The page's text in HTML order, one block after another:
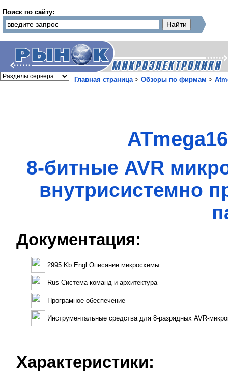
Поиск по сайту:
Главная страница> Обзоры по фирмам >
8-битные AVR
внутрисистемно
Документация:
2995 Kb Engl Описание микросхемы
Rus Система команд и архитектура
Програмное обеспечение
Инструментальные средства для 8-разрядных AVR-
Характеристики: